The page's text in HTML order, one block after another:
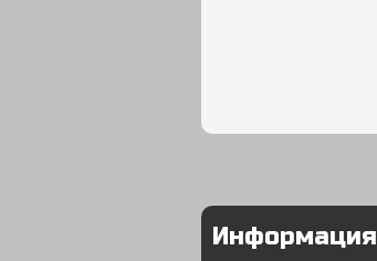
Информация